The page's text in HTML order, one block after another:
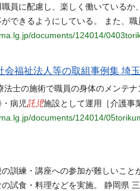
員に配慮し、楽しく働いている
できるようにしている。 また、
documents/124014/
会福祉法人等の取組事例集 埼
法士の施術で職員の身体のメンテ
病児託児施設として運用［介護事
documents/124014/
訓練・講座への参加が難しいこと
試食・料理などを実施。 静岡県